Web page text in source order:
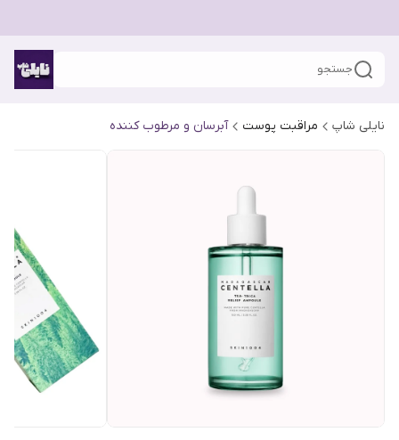
جستجو
نایلی شاپ مراقبت پوست آبرسان و مرطوب کننده